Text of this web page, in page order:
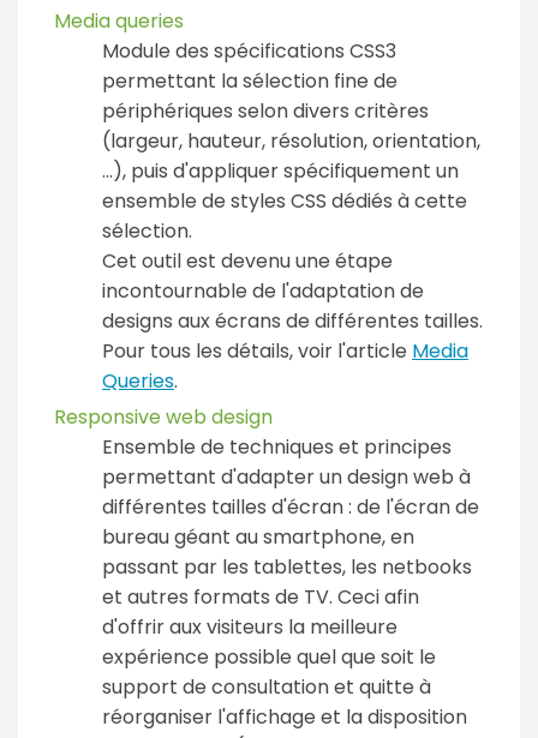
Media queries
Module des spécifications CSS3
permettant la sélection fine de
périphériques selon divers critères
(largeur, hauteur, résolution, orientation,
…), puis d'appliquer spécifiquement un
ensemble de styles CSS dédiés à cette
sélection.
Cet outil est devenu une étape
incontournable de l'adaptation de
designs aux écrans de différentes tailles.
Pour tous les détails, voir l'article Media
Queries.
Responsive web design
Ensemble de techniques et principes
permettant d'adapter un design web à
différentes tailles d'écran : de l'écran de
bureau géant au smartphone, en
passant par les tablettes, les netbooks
et autres formats de TV. Ceci afin
d'offrir aux visiteurs la meilleure
expérience possible quel que soit le
support de consultation et quitte à
réorganiser l'affichage et la disposition